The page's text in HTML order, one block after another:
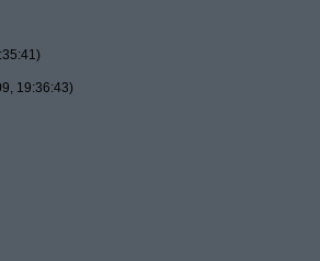
19:36:43)